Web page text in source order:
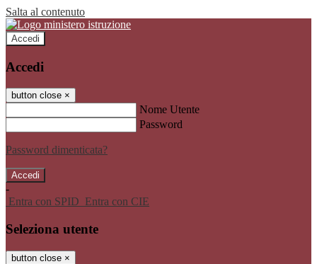
Salta al contenuto
Accedi
Accedi
button close ×
Nome Utente
Password
Password dimenticata?
-
Entra con SPID Entra con CIE
Seleziona utente
button close ×